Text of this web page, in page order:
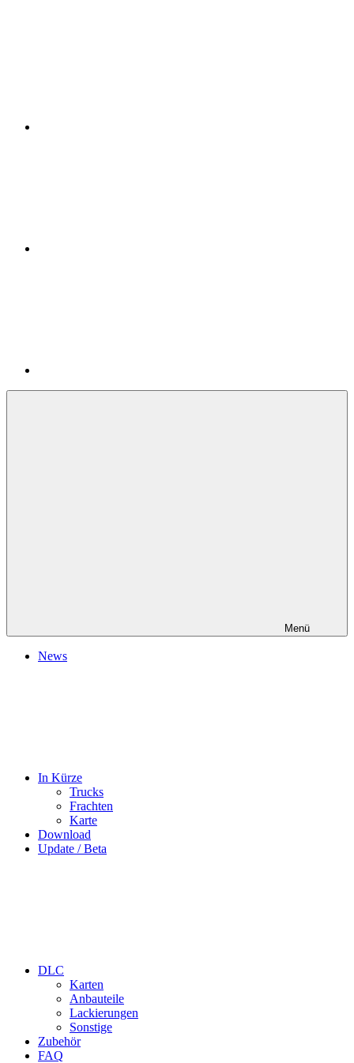
Menü
News
In Kürze
Trucks
Frachten
Karte
Download
Update / Beta
DLC
Karten
Anbauteile
Lackierungen
Sonstige
Zubehör
FAQ